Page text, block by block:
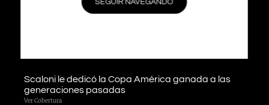
Scaloni le dedicó la Copa América ganada a las
generaciones pasadas
Ver Cobertura
SEGUIR NAVEGANDO